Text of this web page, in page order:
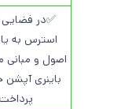
✅در
استرس به
اصول و مبانی
باینری آپشن
پرداخت